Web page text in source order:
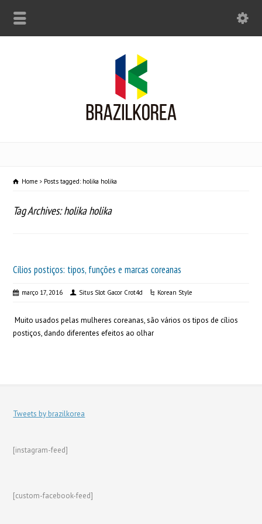
Home Posts tagged: holika holika
Tag Archives: holika holika
Cílios postiços: tipos, funções e marcas coreanas
março 17, 2016 Situs Slot Gacor Crot4d Korean Style
Muito usados pelas mulheres coreanas, são vários os tipos de cílios
postiços, dando diferentes efeitos ao olhar
Tweets by brazilkorea
[instagram-feed]
[custom-facebook-feed]